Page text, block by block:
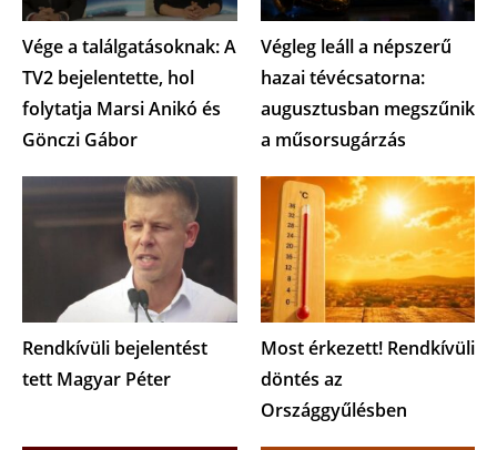
Vége a találgatásoknak: A
TV2 bejelentette, hol
folytatja Marsi Anikó és
Gönczi Gábor
Végleg leáll a népszerű
hazai tévécsatorna:
augusztusban megszűnik
a műsorsugárzás
Rendkívüli bejelentést
tett Magyar Péter
Most érkezett! Rendkívüli
döntés az
Országgyűlésben